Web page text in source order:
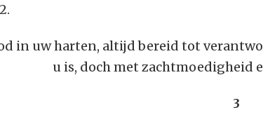
in uw harten, altijd bereid tot
u is, doch met zachtmoedigheid
3